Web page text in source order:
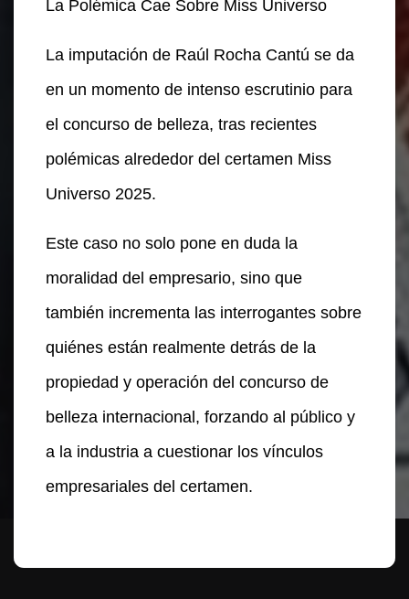
La Polémica Cae Sobre Miss Universo
La imputación de Raúl Rocha Cantú se da
en un momento de intenso escrutinio para
el concurso de belleza, tras recientes
polémicas alrededor del certamen Miss
Universo 2025.
Este caso no solo pone en duda la
moralidad del empresario, sino que
también incrementa las interrogantes sobre
quiénes están realmente detrás de la
propiedad y operación del concurso de
belleza internacional, forzando al público y
a la industria a cuestionar los vínculos
empresariales del certamen.